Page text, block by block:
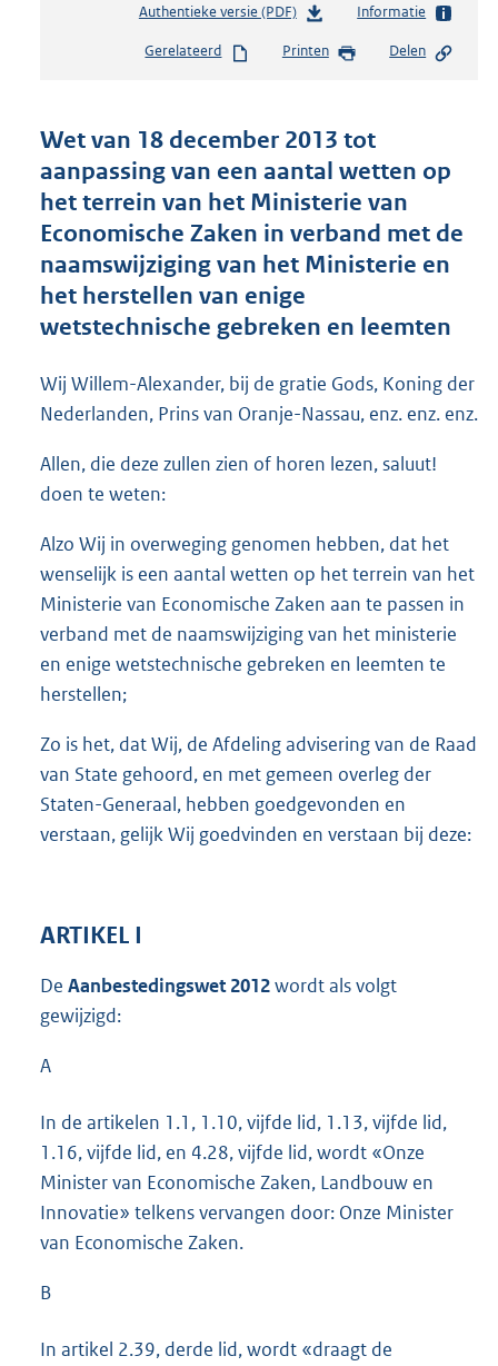
Authentieke versie (PDF)b
s
n
d
s
g
o
o
t
e
1
2
Informatie
Gerelateerd Printen Delen
Wet van 18 december 2013 tot
aanpassing van een aantal wetten op
het terrein van het Ministerie van
Economische Zaken in verband met de
naamswijziging van het Ministerie en
het herstellen van enige
wetstechnische gebreken en leemten
Wij Willem-Alexander, bij de gratie Gods, Koning der
Nederlanden, Prins van Oranje-Nassau, enz. enz. enz.
Allen, die deze zullen zien of horen lezen, saluut!
doen te weten:
Alzo Wij in overweging genomen hebben, dat het
wenselijk is een aantal wetten op het terrein van het
Ministerie van Economische Zaken aan te passen in
verband met de naamswijziging van het ministerie
en enige wetstechnische gebreken en leemten te
herstellen;
Zo is het, dat Wij, de Afdeling advisering van de Raad
van State gehoord, en met gemeen overleg der
Staten-Generaal, hebben goedgevonden en
verstaan, gelijk Wij goedvinden en verstaan bij deze:
ARTIKEL I
De Aanbestedingswet 2012wordt als volgt
gewijzigd:
A
In de artikelen 1.1, 1.10, vijfde lid, 1.13, vijfde lid,
1.16, vijfde lid, en 4.28, vijfde lid, wordt «Onze
Minister van Economische Zaken, Landbouw en
Innovatie» telkens vervangen door: Onze Minister
van Economische Zaken.
B
In artikel 2.39, derde lid, wordt «draagt de